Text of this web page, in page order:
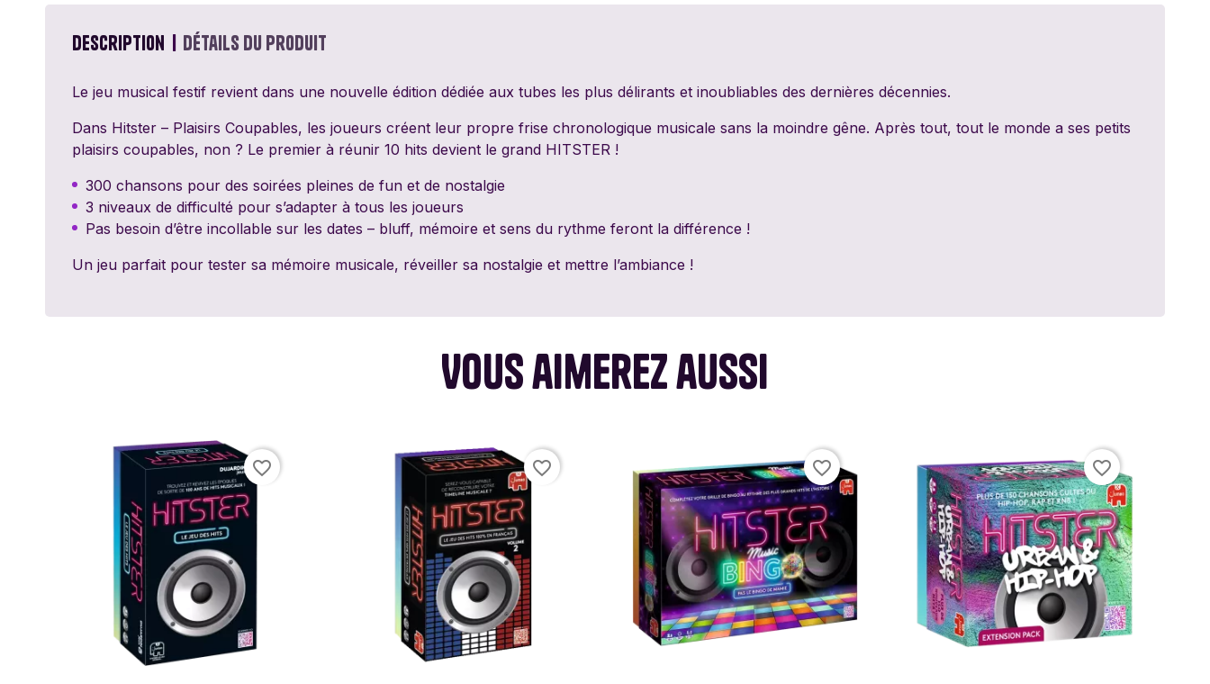
Sentosphère Tabula Games Tackturn Theory 11
Description Détails du produit
Le jeu musical festif revient dans une nouvelle édition dédiée aux tubes les plus délirants et inoubliables des dernières décennies.
Dans Hitster – Plaisirs Coupables, les joueurs créent leur propre frise chronologique musicale sans la moindre gêne. Après tout, tout le monde a ses petits
plaisirs coupables, non ? Le premier à réunir 10 hits devient le grand HITSTER !
300 chansons pour des soirées pleines de fun et de nostalgie
3 niveaux de difficulté pour s’adapter à tous les joueurs
Pas besoin d’être incollable sur les dates – bluff, mémoire et sens du rythme feront la différence !
Un jeu parfait pour tester sa mémoire musicale, réveiller sa nostalgie et mettre l’ambiance !
Vous aimerez aussi
favorite_border favorite_border favorite_border favorite_border